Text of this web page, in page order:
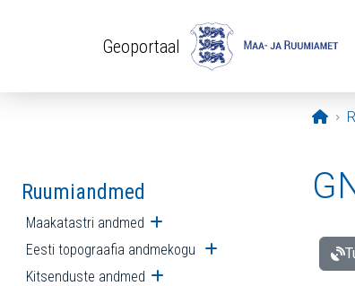
Geoportaal
Ruumiandmed
Maakatastri andmed Ava alammenüü
Eesti topograafia andmekogu Ava alammenüü
Kitsenduste andmed Ava alammenüü